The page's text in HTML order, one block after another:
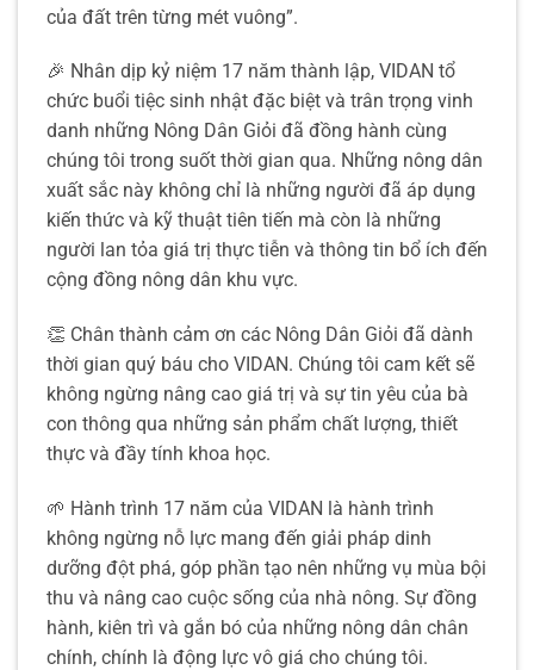
của đất trên từng mét vuông”.
🎉 Nhân dịp kỷ niệm 17 năm thành lập, VIDAN tổ
chức buổi tiệc sinh nhật đặc biệt và trân trọng vinh
danh những Nông Dân Giỏi đã đồng hành cùng
chúng tôi trong suốt thời gian qua. Những nông dân
xuất sắc này không chỉ là những người đã áp dụng
kiến thức và kỹ thuật tiên tiến mà còn là những
người lan tỏa giá trị thực tiễn và thông tin bổ ích đến
cộng đồng nông dân khu vực.
👏 Chân thành cảm ơn các Nông Dân Giỏi đã dành
thời gian quý báu cho VIDAN. Chúng tôi cam kết sẽ
không ngừng nâng cao giá trị và sự tin yêu của bà
con thông qua những sản phẩm chất lượng, thiết
thực và đầy tính khoa học.
🌱 Hành trình 17 năm của VIDAN là hành trình
không ngừng nỗ lực mang đến giải pháp dinh
dưỡng đột phá, góp phần tạo nên những vụ mùa bội
thu và nâng cao cuộc sống của nhà nông. Sự đồng
hành, kiên trì và gắn bó của những nông dân chân
chính, chính là động lực vô giá cho chúng tôi.